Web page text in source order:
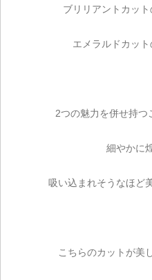
ブリリアントカッ
エメラルドカット
2つの魅力を併せ持つ
細やかに
吸い込まれそうなほど
こちらのカットが美